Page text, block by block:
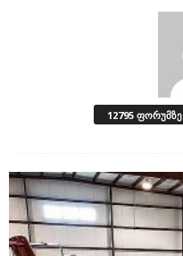
12795 ფორუმზე